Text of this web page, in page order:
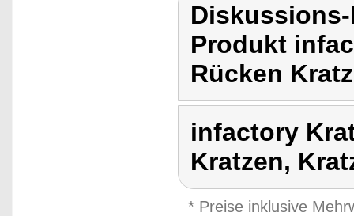
Produkt
Rücken
infactory
Kratzen,
* Preise inklusive